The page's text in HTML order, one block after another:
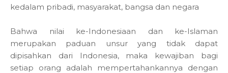
kedalam pribadi, masyarakat, bangsa dan negara
Bahwa nilai ke-Indonesiaan dan ke-Islaman
merupakan paduan unsur yang tidak dapat
dipisahkan dari Indonesia, maka kewajiban bagi
setiap orang adalah mempertahankannya dengan